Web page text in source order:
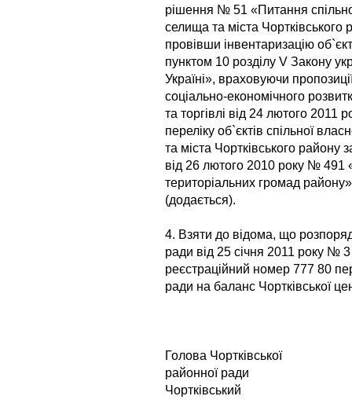
рішення № 51 «Питання
селища та міста Чортківського
провівши інвентаризацію
пунктом 10 розділу V Закону
Україні», враховуючи
соціально-економічного
та торгівлі від 24 лютого 2011
переліку об`єктів спільної
та міста Чортківського
від 26 лютого 2010 року № 491
територіальних громад
(додається).
4. Взяти до відома, що
ради від 25 січня 2011 року №
реєстраційний номер 777 80
ради на баланс Чортківської
Голова Чортківської
Чортківський